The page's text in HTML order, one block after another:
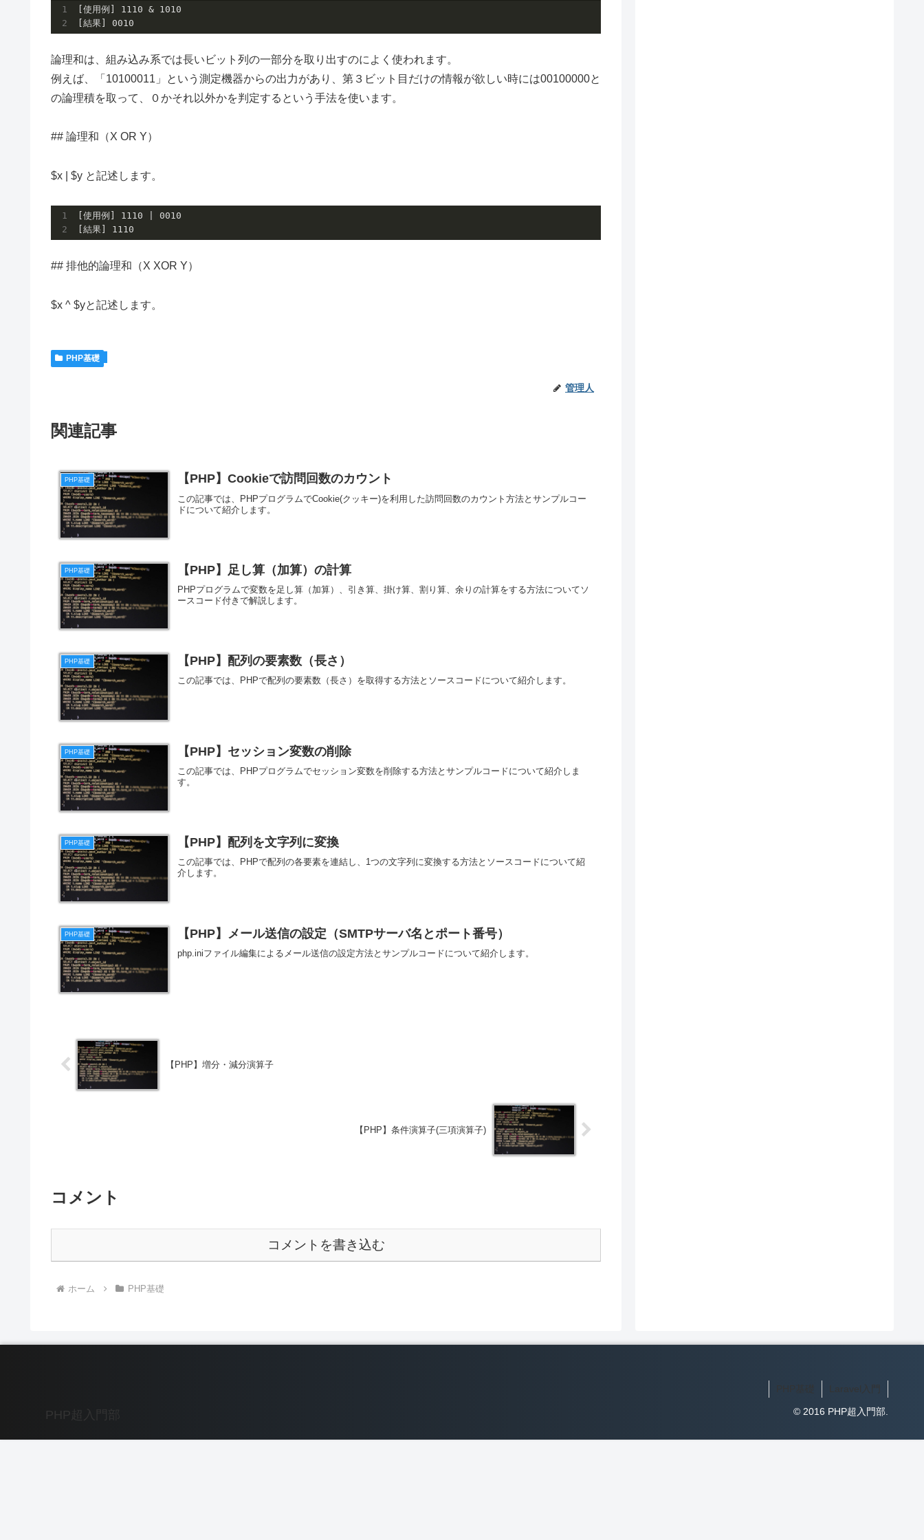
[使用例] 1110 & 1010
[結果] 0010
論理和は、組み込み系では長いビット列の一部分を取り出すのによく使われます。
例えば、「10100011」という測定機器からの出力があり、第３ビット目だけの情報が欲しい時には00100000と
の論理積を取って、０かそれ以外かを判定するという手法を使います。
## 論理和（X OR Y）
$x | $y と記述します。
[使用例] 1110
0010
[結果] 1110
## 排他的論理和（X XOR Y）
$x ^ $yと記述します。
PHP基礎
管理人
関連記事
PHP基礎 【PHP】Cookieで訪問回数のカウント
この記事では、PHPプログラムでCookie(クッキー)を利用した訪問回数のカウント方法とサンプルコー
ドについて紹介します。
PHP基礎 【PHP】足し算（加算）の計算
PHPプログラムで変数を足し算（加算）、引き算、掛け算、割り算、余りの計算をする方法についてソ
ースコード付きで解説します。
PHP基礎 【PHP】配列の要素数（長さ）
この記事では、PHPで配列の要素数（長さ）を取得する方法とソースコードについて紹介します。
PHP基礎 【PHP】セッション変数の削除
この記事では、PHPプログラムでセッション変数を削除する方法とサンプルコードについて紹介しま
す。
PHP基礎 【PHP】配列を文字列に変換
この記事では、PHPで配列の各要素を連結し、1つの文字列に変換する方法とソースコードについて紹
介します。
PHP基礎 【PHP】メール送信の設定（SMTPサーバ名とポート番号）
php.iniファイル編集によるメール送信の設定方法とサンプルコードについて紹介します。
【PHP】増分・減分演算子
【PHP】条件演算子(三項演算子)
コメント
コメントを書き込む
ホーム PHP基礎
PHP超入門部
Laravel入門
© 2016 PHP超入門部.